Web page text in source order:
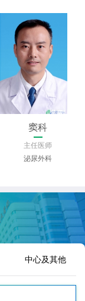
窦科
主任医师
泌尿外科
中心及其他